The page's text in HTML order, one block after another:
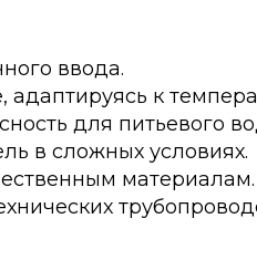
ввода.
к
для питьевого
в сложных условиях.
материалам.